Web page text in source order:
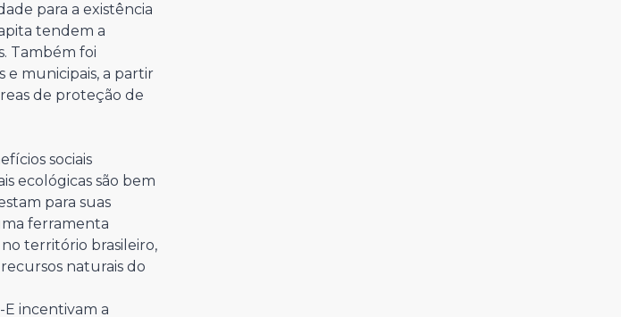
para a existência
tendem a
Também foi
e municipais, a partir
de proteção de
sociais
ecológicas são bem
para suas
ferramenta
território brasileiro,
naturais do
E incentivam a